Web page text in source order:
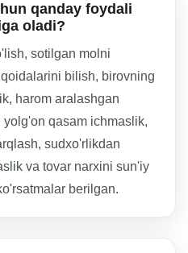
qanday foydali
oladi?
sotilgan molni
bilish, birovning
harom aralashgan
qasam ichmaslik,
sudxo'rlikdan
va tovar narxini sun'iy
berilgan.